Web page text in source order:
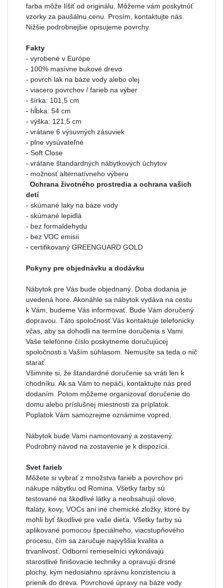
farba môže líšiť od originálu. Môžeme vám poskytnúť
vzorky za paušálnu cenu. Prosím, kontaktujte nás.
Nižšie podrobnejšie opisujeme povrchy.
Fakty
- vyrobené v Európe
- 100% masívne bukové drevo
- povrch lak na báze vody alebo olej
- viacero povrchov / farieb na výber
- šírka: 101,5 cm
- hĺbka: 54 cm
- výška: 121,5 cm
- vrátane 6 výsuvných zásuviek
- plne vysúvateľné
- Soft Close
- vrátane štandardných nábytkových úchytov
- možnosť alternatívneho výberu
Ochrana životného prostredia a ochrana vašich
detí
- skúmané laky na báze vody
- skúmané lepidlá
- bez formaldehydu
- bez VOC emisií
- certifikovaný GREENGUARD GOLD
Pokyny pre objednávku a dodávku
Nábytok pre Vás bude objednaný. Doba dodania je
uvedená hore. Akonáhle sa nábytok vydáva na cestu
k Vám, budeme Vás informovať. Bude Vám doručený
dopravou. Táto spoločnosť Vás kontaktuje telefonicky
včas, aby sa dohodli na termíne doručenia s Vami.
Vaše telefónne číslo poskytneme doručujúcej
spoločnosti s Vaším súhlasom. Nemusíte sa teda o nič
starať.
Všimnite si, že štandardné doručenie sa vráti len k
chodníku. Ak sa Vám to nepáči, kontaktujte nás pred
dodaním. Potom môžeme organizovať doručenie do
domu alebo príslušnej miestnosti za príplatok.
Poplatok Vám samozrejme oznámime vopred.
Nábytok bude Vami namontovaný a zostavený.
Podrobný návod na zostavenie je k dispozícii.
Svet farieb
Môžete si vybrať z množstva farieb a povrchov pri
nákupe nábytku od Romina. Všetky farby sú
testované na škodlivé látky a neobsahujú olovo,
ftaláty, kovy, VOCs ani iné chemické zložky, ktoré by
mohli byť škodlivé pre vaše dieťa. Všetky farby sú
aplikované pomocou špeciálneho, viacstupňového
procesu, čím sa zaručuje najvyššia kvalita a
trvanlivosť. Odborní remeselníci vykonávajú
starostlivé finišovacie techniky a opravujú drsné
plochy, kým nedosiahnu správnu konzistenciu a
prienik do dreva. Povrchové úpravy na báze vody